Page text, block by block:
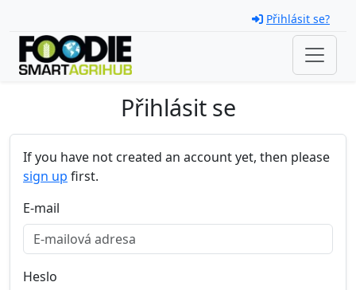
Přihlásit se?
Přihlásit se
If you have not created an account yet, then please
sign up first.
E-mail
Heslo